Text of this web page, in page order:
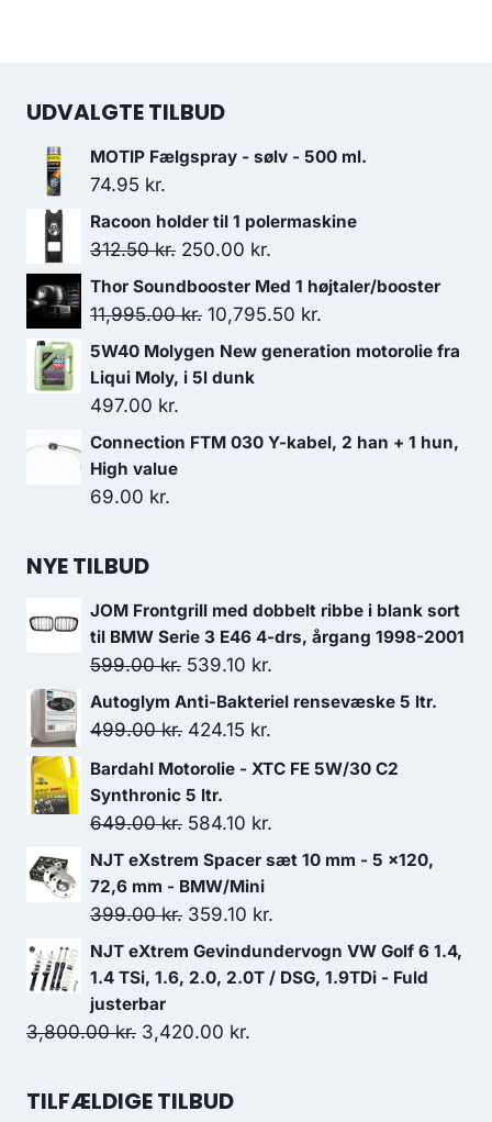
UDVALGTE TILBUD
MOTIP Fælgspray - sølv - 500 ml.
74.95 kr.
Racoon holder til 1 polermaskine
312.50kr. Den
oprindelige
pris
312.50 kr..
250.00 kr.
aktuelle
pris
Thor Soundbooster Med 1 højtaler/booster
11,995.00kr. Den
oprindelige
pris
11,995.00 kr..
10,795.50 kr.
aktuelle
10,795.50 kr..
5W40 Molygen New generation motorolie fra
Liqui Moly, i 5l dunk
497.00 kr.
Connection FTM 030 Y-kabel, 2 han + 1 hun,
High value
69.00 kr.
NYE TILBUD
JOM Frontgrill med dobbelt ribbe i blank sort
til BMW Serie 3 E46 4-drs, årgang 1998-2001
599.00kr. Den
oprindelige
pris
599.00 kr..
539.10 kr.
aktuelle
539.10 kr..
Autoglym Anti-Bakteriel rensevæske 5 ltr.
499.00kr. Den
oprindelige
pris
var:
499.00 kr..
424.15 kr.
aktuelle
424.15 kr..
Bardahl Motorolie - XTC FE 5W/30 C2
Synthronic 5 ltr.
649.00kr. Den
oprindelige
pris
var:
649.00 kr..
584.10 kr.
aktuelle
584.10 kr..
NJT eXstrem Spacer sæt 10 mm - 5 x120,
72,6 mm - BMW/Mini
399.00kr. Den
oprindelige
pris
399.00 kr..
359.10 kr.
aktuelle
pris
NJT eXtrem Gevindundervogn VW Golf 6 1.4,
1.4 TSi, 1.6, 2.0, 2.0T / DSG, 1.9TDi - Fuld
justerbar
3,800.00kr. Den
pris
3,420.00 kr.
TILFÆLDIGE TILBUD